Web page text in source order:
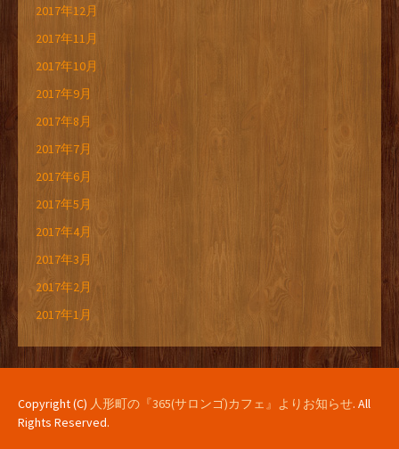
2017年12月
2017年11月
2017年10月
2017年9月
2017年8月
2017年7月
2017年6月
2017年5月
2017年4月
2017年3月
2017年2月
2017年1月
Copyright (C) 人形町の『365(サロンゴ)カフェ』よりお知らせ. All
Rights Reserved.